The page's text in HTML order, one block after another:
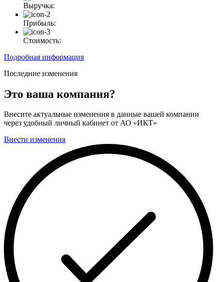
Выручка:
Прибыль:
Стоимость:
Подробная информация
Последние изменения
Это ваша компания?
Внесите актуальные изменения в данные вашей компании
через удобный личный кабинет от АО «ИКТ»
Внести изменения